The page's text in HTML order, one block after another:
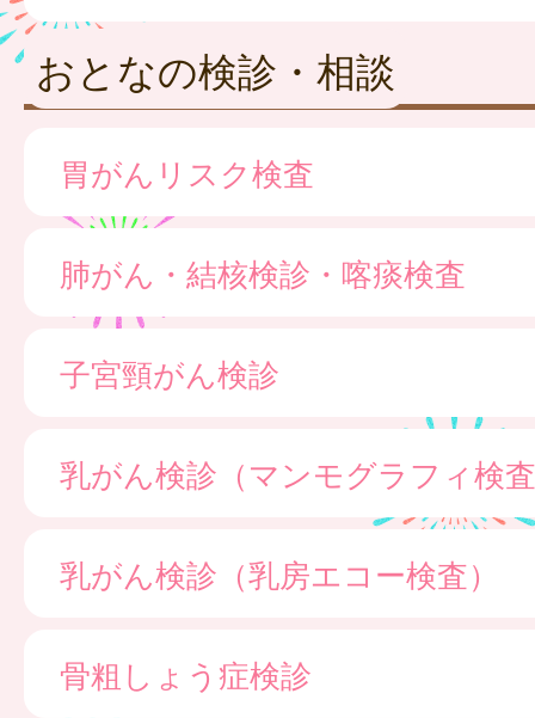
おとなの検診・相談
胃がんリスク検査
肺がん・結核検診・喀痰検査
子宮頸がん検診
乳がん検診（マンモグラフィ検
乳がん検診（乳房エコー検査）
骨粗しょう症検診